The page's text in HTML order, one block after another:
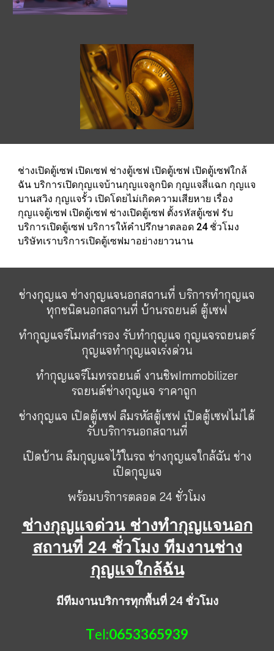
ช่างเปิดตู้เซฟ เปิดเซฟ ช่างตู้เซฟ เปิดตู้เซฟ เปิดตู้เซฟใกล้
ฉันบริการเปิดกุญแจบ้านกุญแจลูกบิด กุญแจสี่แฉก กุญแจ
บานสวิง กุญแจรั้ว เปิดโดยไม่เกิดความเสียหาย เรื่อง
กุญแจตู้เซฟ เปิดตู้เซฟ ช่างเปิดตู้เซฟ ตั้งรหัสตู้เซฟ รับ
บริการเปิดตู้เซฟ บริการให้คำปรึกษาตลอด 24 ชั่วโมง
บริษัทเราบริการเปิดตู้เซฟมาอย่างยาวนาน
ช่างกุญแจ ช่างกุญแจนอกสถานที่ บริการทำกุญแจ
ทุกชนิดนอกสถานที่ บ้านรถยนต์ ตู้เซฟ
ทำกุญแจรีโมทสำรอง รับทำกุญแจ กุญแจรถยนตร์
กุญแจทำกุญแจเร่งด่วน
ทำกุญแจรีโมทรถยนต์ งานชิพImmobilizer
รถยนต์ช่างกุญแจ ราคาถูก
ช่างกุญแจ เปิดตู้เซฟ ลืมรหัสตู้เซฟ เปิดตู้เซฟไม่ได้
รับบริการนอกสถานที่
เปิดบ้าน ลืมกุญแจไว้ในรถ ช่างกุญแจใกล้ฉัน ช่าง
เปิดกุญแจ
พร้อมบริการตลอด 24 ชั่วโมง
ช่างกุญแจด่วน ช่างทำกุญแจนอก
สถานที่ 24 ชั่วโมง ทีมงานช่าง
กุญแจใกล้ฉัน
มีทีมงานบริการทุกพื้นที่ 24 ชั่วโมง
Tel:0653365939